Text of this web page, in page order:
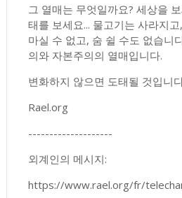
그 열매는 무엇일까요? 세상을
태를 보세요... 물고기는 사라지
마실 수 없고, 숨 쉴 수도 없습니
의와 자본주의의 열매입니다.
변화하지 않으면 도태될 것입니
Rael.org
--------------------
외계인의 메시지:
https://www.rael.org/fr/